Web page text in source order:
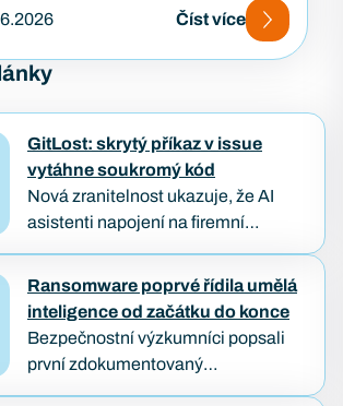
Číst více
GitLost: skrytý příkaz v issue
vytáhne soukromý kód
Nová zranitelnost ukazuje, že AI
asistenti napojení na firemní
obyčejným textem. Útočníkovi stačí
založit veřejný požadavek na opravu
a počkat, až…
Ransomware poprvé řídila umělá
inteligence od začátku do konce
Bezpečnostní výzkumníci popsali
první zdokumentovaný